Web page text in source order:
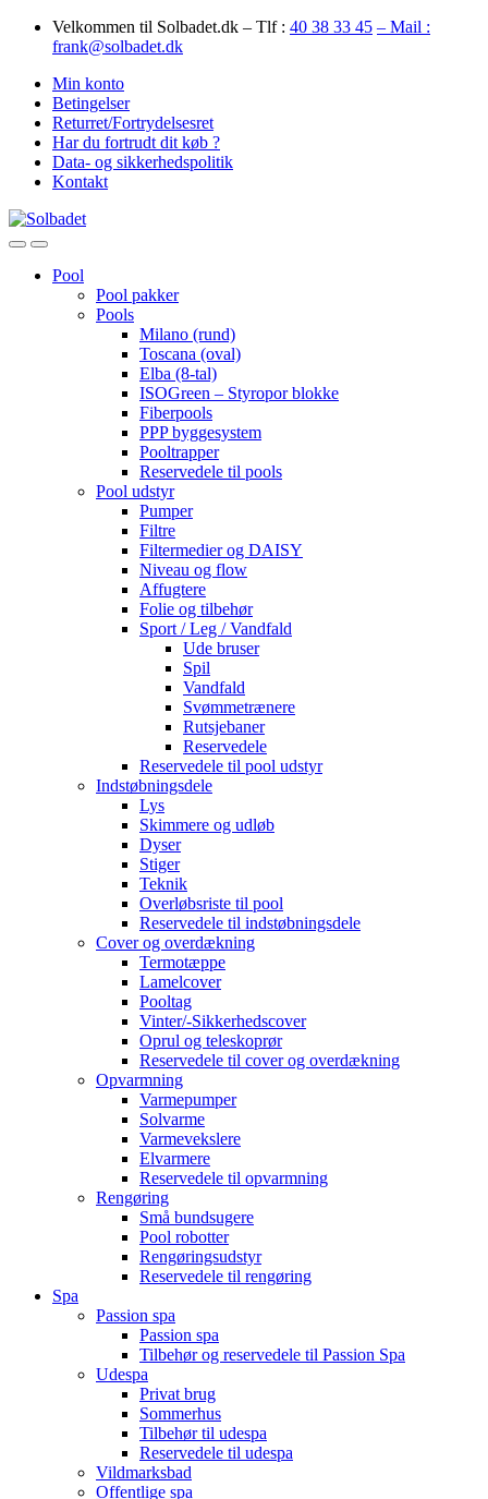
Skip
Skip
Velkommen til Solbadet.dk – Tlf : 40 38 33 45 – Mail :
frank@solbadet.dk
Min konto
Betingelser
Returret/Fortrydelsesret
Har du fortrudt dit køb ?
Data- og sikkerhedspolitik
Kontakt
OpenClose
Pool
Pool pakker
Pools
Milano (rund)
Toscana (oval)
Elba (8-tal)
ISOGreen – Styropor blokke
Fiberpools
PPP byggesystem
Pooltrapper
Reservedele til pools
Pool udstyr
Pumper
Filtre
Filtermedier og DAISY
Niveau og flow
Affugtere
Folie og tilbehør
Sport / Leg / Vandfald
Ude bruser
Spil
Vandfald
Svømmetrænere
Rutsjebaner
Reservedele
Reservedele til pool udstyr
Indstøbningsdele
Lys
Skimmere og udløb
Dyser
Stiger
Teknik
Overløbsriste til pool
Reservedele til indstøbningsdele
Cover og overdækning
Termotæppe
Lamelcover
Pooltag
Vinter/-Sikkerhedscover
Oprul og teleskoprør
Reservedele til cover og overdækning
Opvarmning
Varmepumper
Solvarme
Varmevekslere
Elvarmere
Reservedele til opvarmning
Rengøring
Små bundsugere
Pool robotter
Rengøringsudstyr
Reservedele til rengøring
Spa
Passion spa
Passion spa
Tilbehør og reservedele til Passion Spa
Udespa
Privat brug
Sommerhus
Tilbehør til udespa
Reservedele til udespa
Vildmarksbad
Offentlige spa